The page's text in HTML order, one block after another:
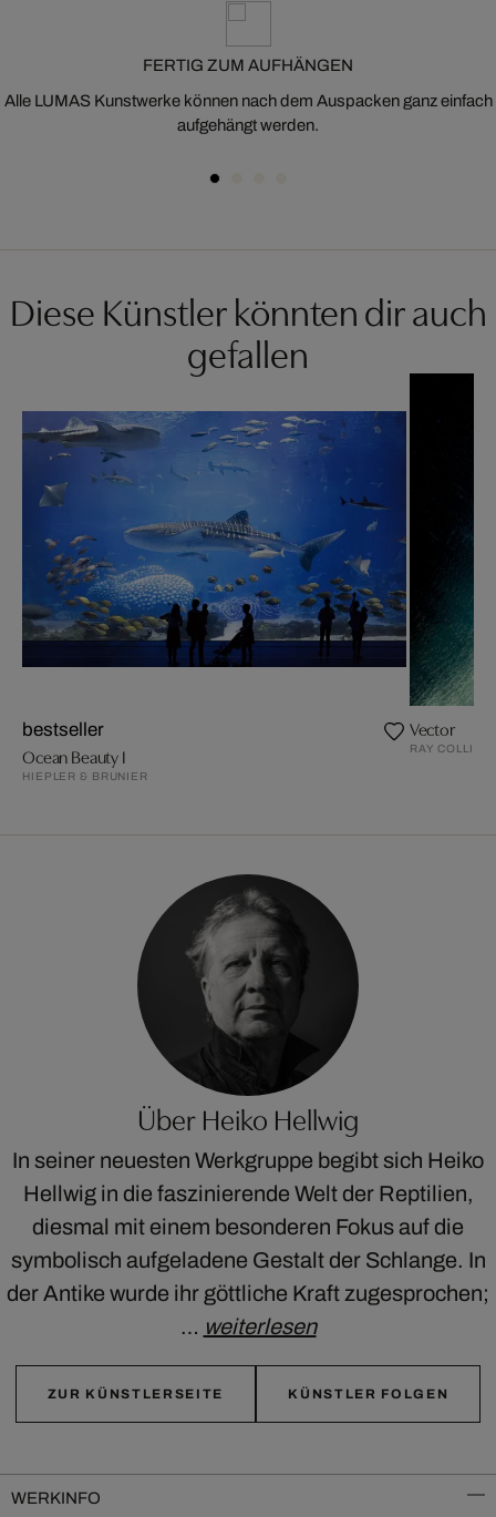
FERTIG ZUM AUFHÄNGEN
Alle LUMAS Kunstwerke können nach dem Auspacken ganz einfach
aufgehängt werden.
Diese Künstler könnten dir auch
gefallen
bestseller
Ocean Beauty I
HIEPLER & BRUNIER
Vector
RAY COLLINS
Über Heiko Hellwig
In seiner neuesten Werkgruppe begibt sich Heiko
Hellwig in die faszinierende Welt der Reptilien,
diesmal mit einem besonderen Fokus auf die
symbolisch aufgeladene Gestalt der Schlange. In
der Antike wurde ihr göttliche Kraft zugesprochen;
… weiterlesen
ZUR KÜNSTLERSEITE KÜNSTLER FOLGEN
WERKINFO